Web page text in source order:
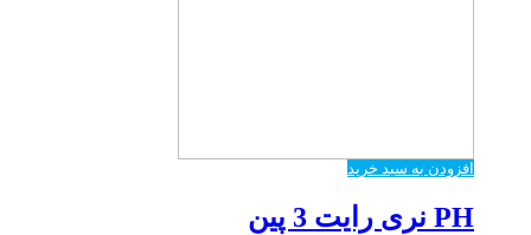
افزودن به سبد خرید
PH نری رایت 3 پین